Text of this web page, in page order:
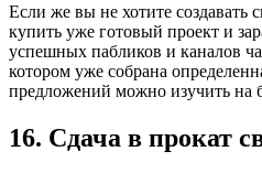
Если же вы не хотите создавать
купить уже готовый проект и
успешных пабликов и каналов
котором уже собрана
предложений можно изучить на
16. Сдача в прокат